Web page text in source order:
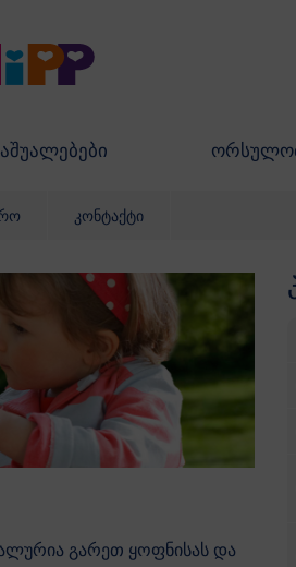
კონტაქტი
გარეთ ყოფნისას და